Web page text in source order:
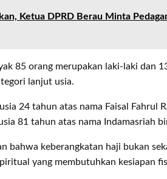
Ketua DPRD Berau Minta
85 orang merupakan laki-laki dan
lanjut usia.
24 tahun atas nama Faisal Fahrul
81 tahun atas nama Indamasriah
bahwa keberangkatan haji bukan
yang membutuhkan kesiapan